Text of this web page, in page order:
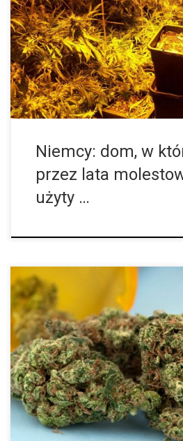
Dom w miejscowości Höxter
Niemczech ma już tak czy siak
roku ujrzała światło dzienne. Przez
mieszkające w tym domu […]
Niemcy: dom, w
przez lata
użyty …
Składnik cannabisu o nazwie CBD
popularnością, ponieważ ma on
są działanie przeciwzapalne i
student nauk informatycznych Erich